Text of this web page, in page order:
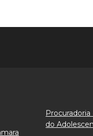
Procuradoria
do